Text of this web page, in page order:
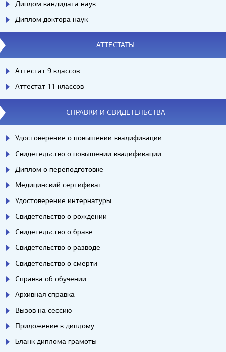
Диплом кандидата наук
Диплом доктора наук
АТТЕСТАТЫ
Аттестат 9 классов
Аттестат 11 классов
СПРАВКИ И СВИДЕТЕЛЬСТВА
Удостоверение о повышении квалификации
Свидетельство о повышении квалификации
Диплом о переподготовке
Медицинский сертификат
Удостоверение интернатуры
Свидетельство о рождении
Свидетельство о браке
Свидетельство о разводе
Свидетельство о смерти
Справка об обучении
Архивная справка
Вызов на сессию
Приложение к диплому
Бланк диплома грамоты